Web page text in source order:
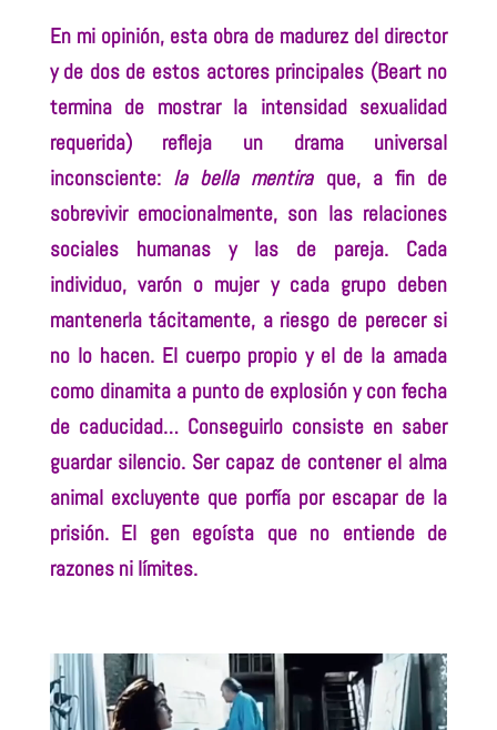
En mi opinión, esta obra de madurez del director
y de dos de estos actores principales (Beart no
termina de mostrar la intensidad sexualidad
requerida) refleja un drama universal
inconsciente: la bella mentiraque, a fin de
sobrevivir emocionalmente, son las relaciones
sociales humanas y las de pareja. Cada
individuo, varón o mujer y cada grupo deben
mantenerla tácitamente, a riesgo de perecer si
no lo hacen. El cuerpo propio y el de la amada
como dinamita a punto de explosión y con fecha
de caducidad… Conseguirlo consiste en saber
guardar silencio. Ser capaz de contener el alma
animal excluyente que porfía por escapar de la
prisión. El gen egoísta que no entiende de
razones ni límites.